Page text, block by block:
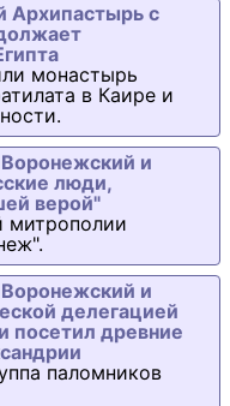
Архипастырь с
монастырь
в Каире и
и
люди,
верой"
митрополии
и
делегацией
посетил древние
паломников